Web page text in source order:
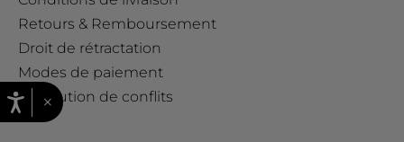
Retours & Remboursement
Droit de rétractation
Modes de paiement
Résolution de conflits
×